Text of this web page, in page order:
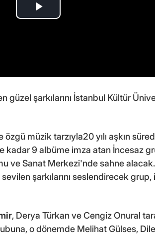
güzel şarkılarını İstanbul Kültür
özgü müzik tarzıyla20 yılı aşkın
kadar 9 albüme imza atan İncesaz
ve Sanat Merkezi'nde sahne
şarkılarını seslendirecek
, Derya Türkan ve Cengiz Onural
o dönemde Melihat Gülses,